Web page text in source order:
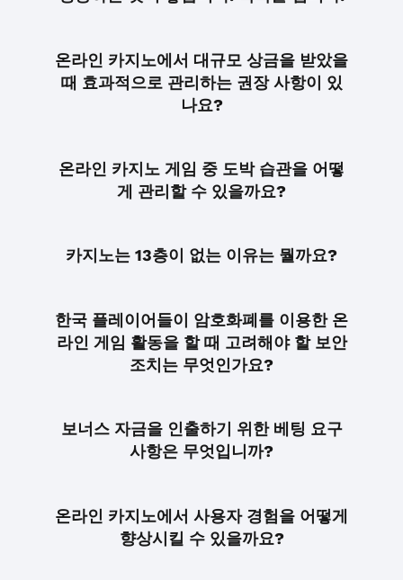
온라인 카지노에서 대규모 상금을 받았을
때 효과적으로 관리하는 권장 사항이 있
나요?
온라인 카지노 게임 중 도박 습관을 어떻
게 관리할 수 있을까요?
카지노는 13층이 없는 이유는 뭘까요?
한국 플레이어들이 암호화폐를 이용한 온
라인 게임 활동을 할 때 고려해야 할 보안
조치는 무엇인가요?
보너스 자금을 인출하기 위한 베팅 요구
사항은 무엇입니까?
온라인 카지노에서 사용자 경험을 어떻게
향상시킬 수 있을까요?